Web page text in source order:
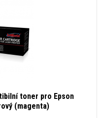
toner pro Epson
(magenta)